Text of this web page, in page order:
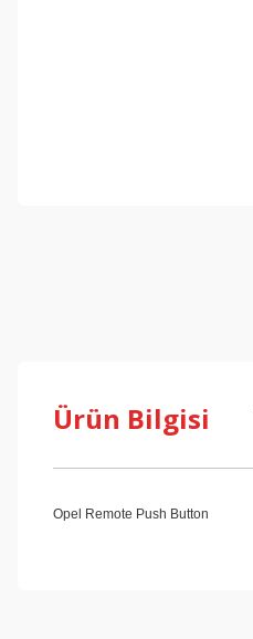
Ürün Bilgisi
Opel Remote Push Button